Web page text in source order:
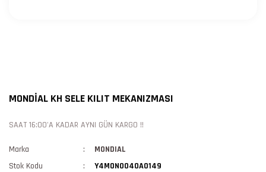
MONDİAL KH SELE KILIT MEKANIZMASI
SAAT 16:00'A KADAR AYNI GÜN KARGO !!
Marka
MONDIAL
Stok Kodu
Y4MON0040A0149